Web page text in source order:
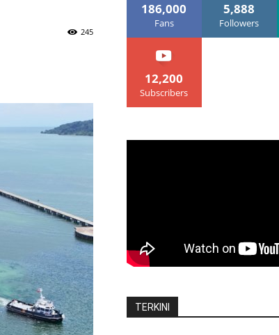
245
186,000
Fans
5,888
Followers
12,200
Subscribers
TERKINI